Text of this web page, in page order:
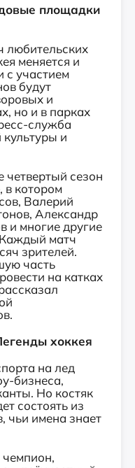
площадки
любительских
меняется и
с участием
будут
и
но и в парках
служба
и
четвертый сезон
в котором
Валерий
Александр
и многие другие
матч
зрителей.
часть
на катках
хоккея
на лед
бизнеса,
Но костяк
состоять из
чьи имена знает